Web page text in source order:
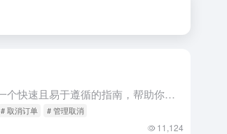
这篇全面的文章提供了一个快速且易于遵循的指南，帮助你有效管理取消请求。 如何管理取消 1、你可以通过导航至“Orders > Manage Orders（订单 > 管理订单）”来访问所有的取消请求。在...
# 取消订单 # 管理取消
11,124